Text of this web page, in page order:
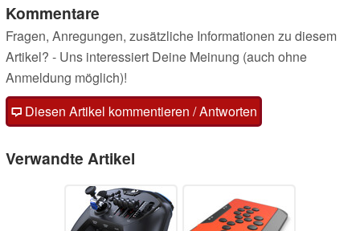
Kommentare
Fragen, Anregungen, zusätzliche Informationen zu diesem
Artikel? - Uns interessiert Deine Meinung (auch ohne
Anmeldung möglich)!
Diesen Artikel kommentieren / Antworten
Verwandte Artikel